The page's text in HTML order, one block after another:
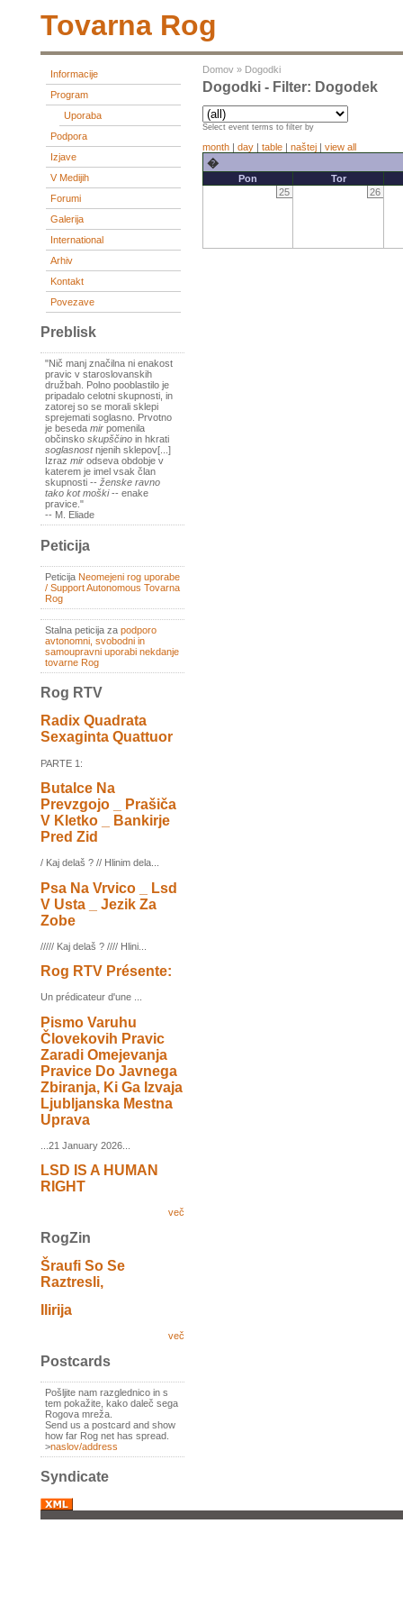
Tovarna Rog
Informacije
Program
Uporaba
Podpora
Izjave
V Medijih
Forumi
Galerija
International
Arhiv
Kontakt
Povezave
Preblisk
"Nič manj značilna ni enakost
pravic v staroslovanskih
družbah. Polno pooblastilo je
pripadalo celotni skupnosti, in
zatorej so se morali sklepi
sprejemati soglasno. Prvotno
je beseda mir pomenila
občinsko skupščino in hkrati
soglasnostnjenih sklepov[...]
Izraz mir odseva obdobje v
katerem je imel vsak član
skupnosti -- ženske ravno
tako kot moški-- enake
pravice."
-- M. Eliade
Peticija
Peticija Neomejeni rog uporabe
/ Support Autonomous Tovarna
Rog
Stalna peticija za podporo
avtonomni, svobodni in
samoupravni uporabi nekdanje
tovarne Rog
Rog RTV
Radix Quadrata
Sexaginta Quattuor
PARTE 1:
Butalce Na
Prevzgojo _ Prašiča
V Kletko _ Bankirje
Pred Zid
/ Kaj delaš ? // Hlinim dela...
Psa Na Vrvico _ Lsd
V Usta _ Jezik Za
Zobe
///// Kaj delaš ? //// Hlini...
Rog RTV Présente:
Un prédicateur d'une ...
Pismo Varuhu
Človekovih Pravic
Zaradi Omejevanja
Pravice Do Javnega
Zbiranja, Ki Ga Izvaja
Ljubljanska Mestna
Uprava
...21 January 2026...
LSD IS A HUMAN
RIGHT
več
RogZin
Šraufi So Se
Raztresli,
Ilirija
več
Postcards
Pošljite nam razglednico in s
tem pokažite, kako daleč sega
Rogova mreža.
Send us a postcard and show
how far Rog net has spread.
>naslov/address
Syndicate
Domov » Dogodki
Dogodki - Filter: Dogodek
Select event terms to filter by
month | day | table | naštej | view all
�
Pon
Tor
25
26